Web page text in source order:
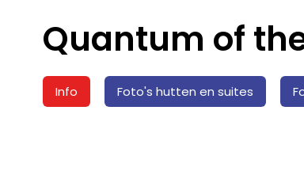
Quantum of
Info Foto's hutten en suites